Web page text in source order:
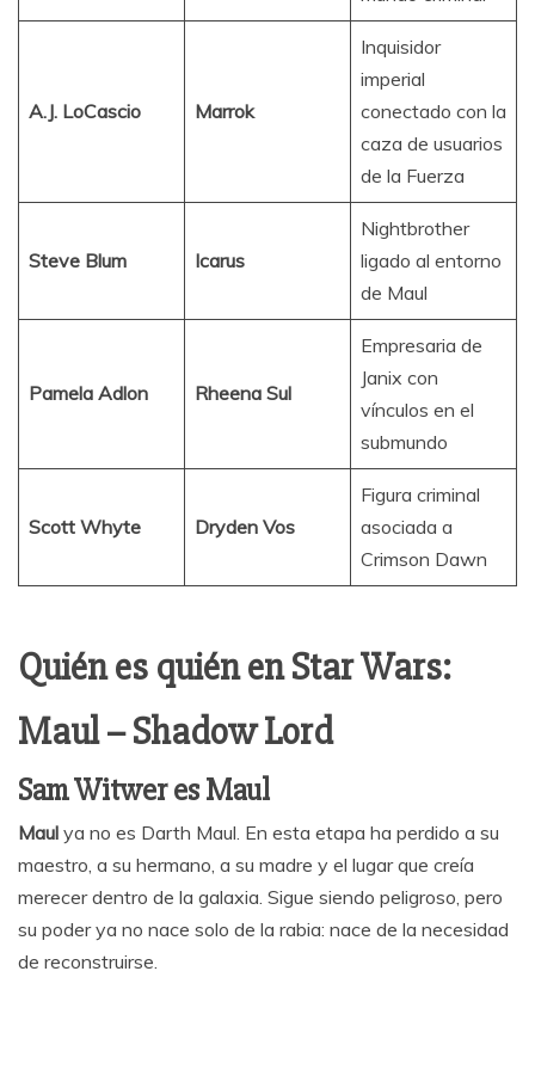
A.J. LoCascio Marrok
Inquisidor
imperial
conectado con la
caza de usuarios
de la Fuerza
Steve Blum Icarus
Nightbrother
ligado al entorno
de Maul
Pamela Adlon Rheena Sul
Empresaria de
Janix con
vínculos en el
submundo
Scott Whyte Dryden Vos
Figura criminal
asociada a
Crimson Dawn
Quién es quién en Star Wars:
Maul – Shadow Lord
Sam Witwer es Maul
Maul ya no es Darth Maul. En esta etapa ha perdido a su
maestro, a su hermano, a su madre y el lugar que creía
merecer dentro de la galaxia. Sigue siendo peligroso, pero
su poder ya no nace solo de la rabia: nace de la necesidad
de reconstruirse.